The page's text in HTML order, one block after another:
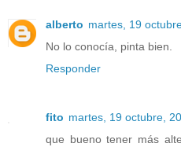
alberto martes, 19
No lo conocía, pinta bien.
Responder
fito martes, 19 octubre,
que bueno tener más